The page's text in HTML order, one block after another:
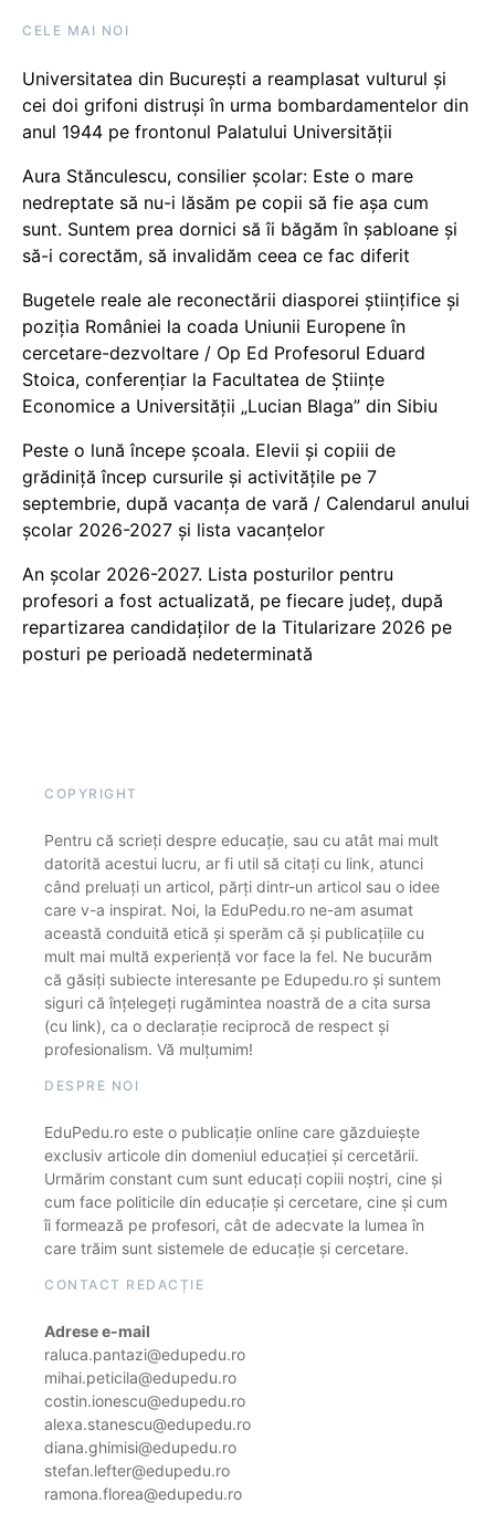
CELE MAI NOI
Universitatea din București a reamplasat vulturul și
cei doi grifoni distruși în urma bombardamentelor din
anul 1944 pe frontonul Palatului Universității
Aura Stănculescu, consilier școlar: Este o mare
nedreptate să nu-i lăsăm pe copii să fie așa cum
sunt. Suntem prea dornici să îi băgăm în șabloane și
să-i corectăm, să invalidăm ceea ce fac diferit
Bugetele reale ale reconectării diasporei științifice și
poziția României la coada Uniunii Europene în
cercetare-dezvoltare / Op Ed Profesorul Eduard
Stoica, conferențiar la Facultatea de Științe
Economice a Universității „Lucian Blaga” din Sibiu
Peste o lună începe școala. Elevii și copiii de
grădiniță încep cursurile și activitățile pe 7
septembrie, după vacanța de vară / Calendarul anului
școlar 2026-2027 și lista vacanțelor
An școlar 2026-2027. Lista posturilor pentru
profesori a fost actualizată, pe fiecare județ, după
repartizarea candidaților de la Titularizare 2026 pe
posturi pe perioadă nedeterminată
COPYRIGHT
Pentru că scrieți despre educație, sau cu atât mai mult
datorită acestui lucru, ar fi util să citați cu link, atunci
când preluați un articol, părți dintr-un articol sau o idee
care v-a inspirat. Noi, la EduPedu.ro ne-am asumat
această conduită etică și sperăm că și publicațiile cu
mult mai multă experiență vor face la fel. Ne bucurăm
că găsiți subiecte interesante pe Edupedu.ro și suntem
siguri că înțelegeți rugămintea noastră de a cita sursa
(cu link), ca o declarație reciprocă de respect și
profesionalism. Vă mulțumim!
DESPRE NOI
EduPedu.ro este o publicație online care găzduiește
exclusiv articole din domeniul educației și cercetării.
Urmărim constant cum sunt educați copiii noștri, cine și
cum face politicile din educație și cercetare, cine și cum
îi formează pe profesori, cât de adecvate la lumea în
care trăim sunt sistemele de educație și cercetare.
CONTACT REDACȚIE
Adrese e-mail
raluca.pantazi@edupedu.ro
mihai.peticila@edupedu.ro
costin.ionescu@edupedu.ro
alexa.stanescu@edupedu.ro
diana.ghimisi@edupedu.ro
stefan.lefter@edupedu.ro
ramona.florea@edupedu.ro